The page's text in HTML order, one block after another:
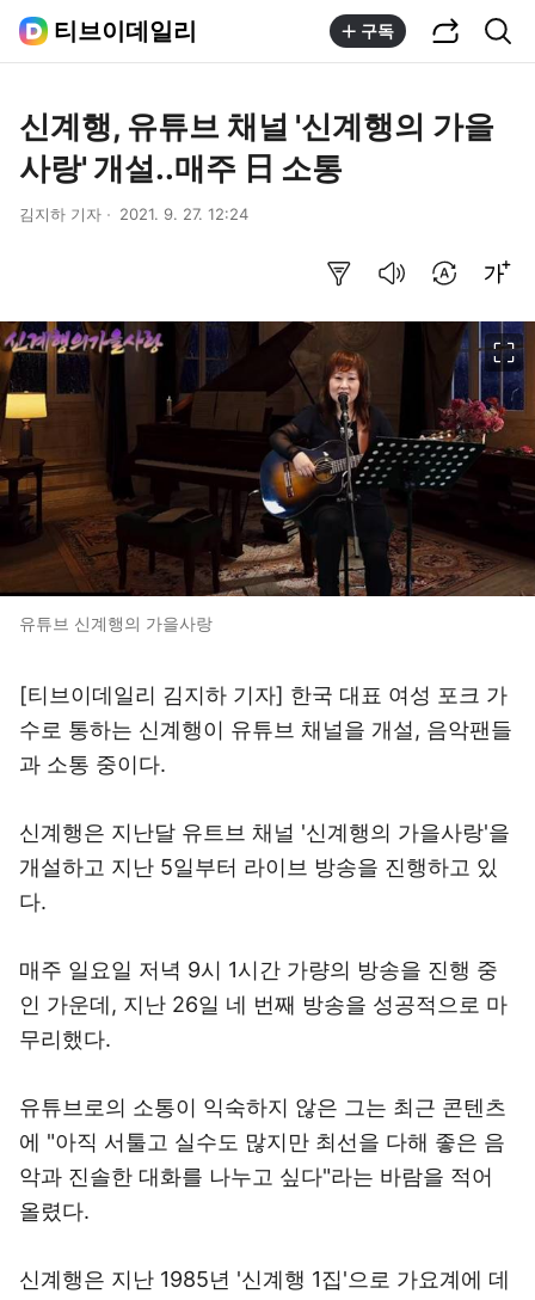
티브이데일리 구독
신계행, 유튜브 채널 '신계행의 가을
사랑' 개설..매주 日 소통
김지하 기자 2021. 9. 27. 12:24
유튜브 신계행의 가을사랑
[티브이데일리 김지하 기자] 한국 대표 여성 포크 가
수로 통하는 신계행이 유튜브 채널을 개설, 음악팬들
과 소통 중이다.
신계행은 지난달 유트브 채널 '신계행의 가을사랑'을
개설하고 지난 5일부터 라이브 방송을 진행하고 있
다.
매주 일요일 저녁 9시 1시간 가량의 방송을 진행 중
인 가운데, 지난 26일 네 번째 방송을 성공적으로 마
무리했다.
유튜브로의 소통이 익숙하지 않은 그는 최근 콘텐츠
에 "아직 서툴고 실수도 많지만 최선을 다해 좋은 음
악과 진솔한 대화를 나누고 싶다"라는 바람을 적어
올렸다.
신계행은 지난 1985년 '신계행 1집'으로 가요계에 데